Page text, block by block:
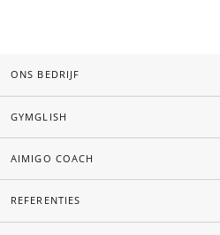
ONS BEDRIJF
GYMGLISH
AIMIGO COACH
REFERENTIES